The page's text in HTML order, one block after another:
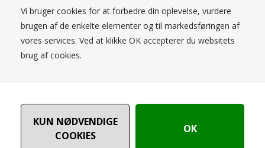
Vi bruger cookies for at forbedre din oplevelse, vurdere
brugen af de enkelte elementer og til markedsføringen af
vores services. Ved at klikke OK accepterer du websitets
brug af cookies.
Wide Denim Jeans Black Printed' til kvinder. Disse jeans er designet
til at tilbyde både en afslappet pasform og en unik stil, der skiller sig
ud i mængden.Vores 'Garcia Wide Denim Jeans Black Printed' er
fremstillet af højkvalitets denim, der sikrer holdbarhed og en
behagelig følelse dag efter dag. Den sorte farve kombineret med et
høj talje, som smukt fremhæver din figur, mens den brede benprofil
tilbyder fri bevægelighed og en trendy silhuet. Med disse jeans får
du en alsidig garderobe-essentiel, der nemt kan styles op eller ned
alt efter anledningen.Produktdetaljer: